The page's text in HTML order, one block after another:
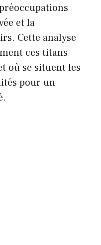
et la
Cette analyse
ces titans
où se situent les
pour un